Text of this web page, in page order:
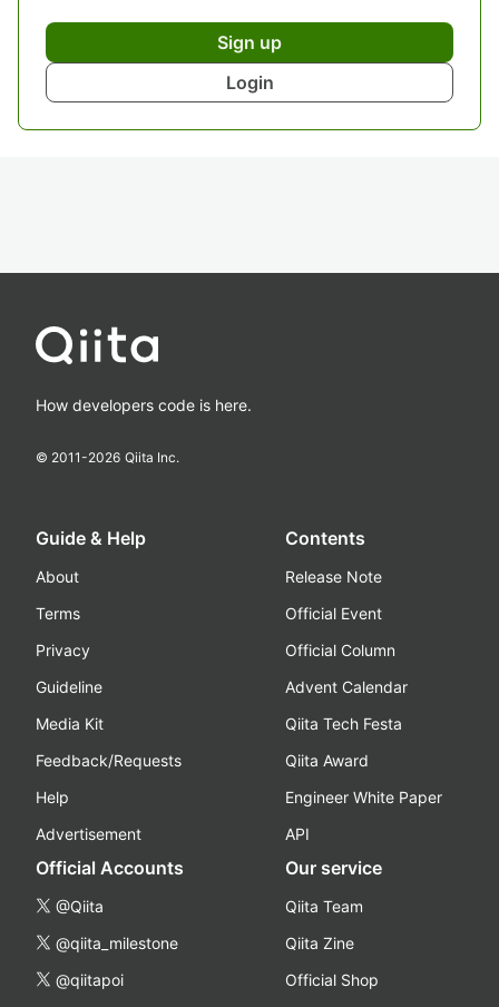
Sign up
Login
How developers code is here.
© 2011-2026 Qiita Inc.
Guide & Help
About
Terms
Privacy
Guideline
Media Kit
Feedback/Requests
Help
Advertisement
Contents
Release Note
Official Event
Official Column
Advent Calendar
Qiita Tech Festa
Qiita Award
Engineer White Paper
API
Official Accounts
@Qiita
@qiita_milestone
@qiitapoi
Our service
Qiita Team
Qiita Zine
Official Shop